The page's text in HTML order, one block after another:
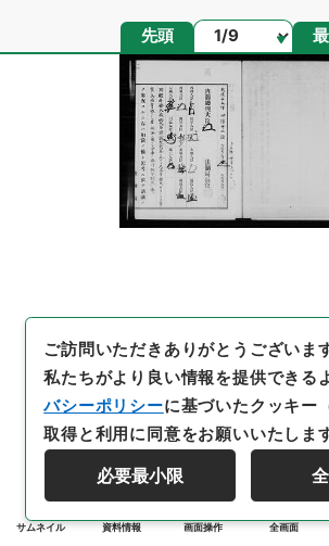
先頭 ページ
サムネイル 資料情報 画面操作 全画面
ご訪問いただきありがとうございま
私たちがより良い情報を提供できる
バシーポリシーに基づいたクッキー
取得と利用に同意をお願いいたしま
必要最小限